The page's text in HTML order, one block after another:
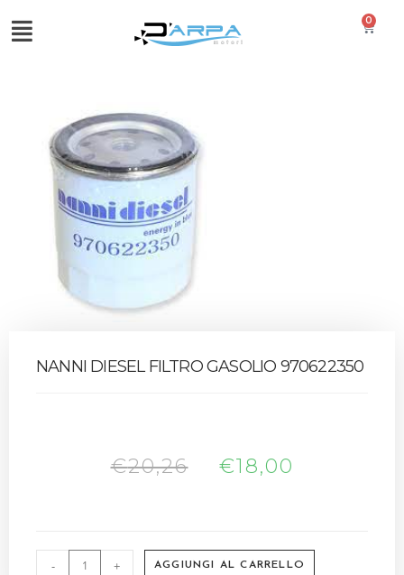
0
NANNI DIESEL FILTRO GASOLIO 970622350
€20,26 €18,00
- + AGGIUNGI AL CARRELLO